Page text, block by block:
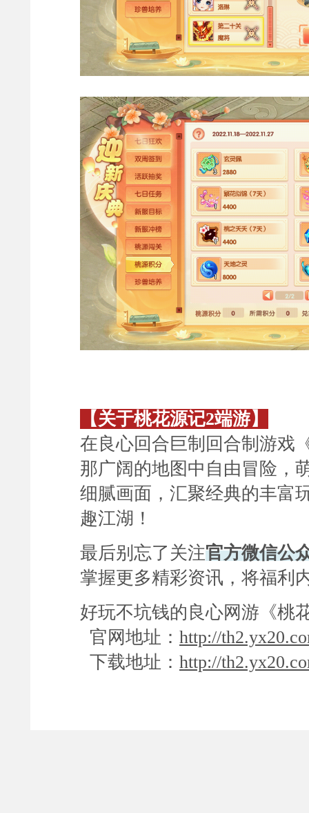
【关于桃花源记2端游】
在良心回合巨制 回合制游戏
那广阔的地图中自由冒险，
细腻画面，汇聚经典的丰富
趣江湖！
最后别忘了关注官方微信公
掌握更多精彩资讯，将福利
好玩不坑钱的良心网游《桃
官网地址： http://
下载地址： http://